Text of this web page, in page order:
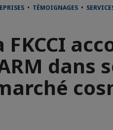
• TÉMOIGNAGES •
FKCCI
dans